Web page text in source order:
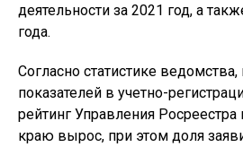
деятельности за 2021 год, а
года.
Согласно статистике
показателей в учетно-
рейтинг Управления
краю вырос, при этом доля